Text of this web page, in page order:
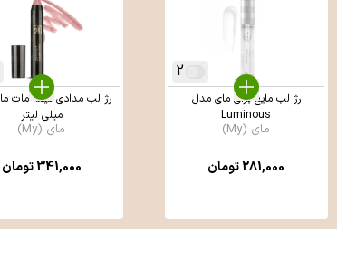
2
رژ لب مايع براق مای مدل
Luminous
مای (My)
281,000تومان
میلی لیتر
مای (My)
341,000تومان